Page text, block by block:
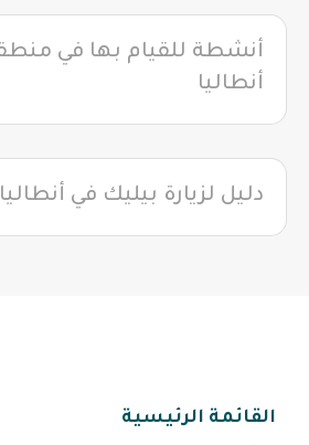
أنشطة للقيام بها في
أنطاليا
دليل لزيارة بيليك في أنطاليا
القائمة الرئيسية